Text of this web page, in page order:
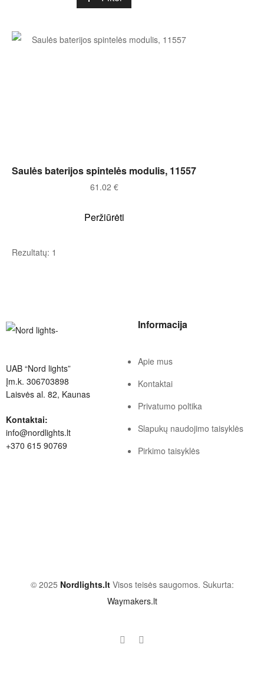
Į KREPŠELĮ
Saulės baterijos spintelės modulis, 11557
61.02 €
Peržiūrėti
Rezultatų: 1
UAB “Nord lights”
Įm.k. 306703898
Laisvės al. 82, Kaunas
Kontaktai:
info@nordlights.lt
+370 615 90769
Informacija
Apie mus
Kontaktai
Privatumo poltika
Slapukų naudojimo taisyklės
Pirkimo taisyklės
© 2025 Nordlights.ltVisos teisės saugomos. Sukurta:
Waymakers.lt